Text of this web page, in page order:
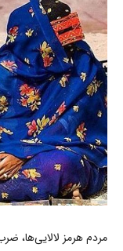
مردم هرمز لالایی‌ها،